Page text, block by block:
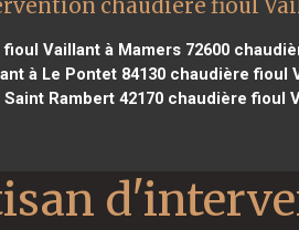
chaudière fioul
Vaillant à Mamers 72600
à Le Pontet 84130chaudière fioul
Rambert 42170 chaudière fioul